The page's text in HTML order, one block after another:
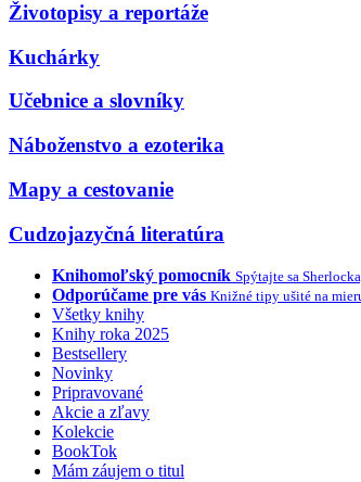
Životopisy a reportáže
Kuchárky
Učebnice a slovníky
Náboženstvo a ezoterika
Mapy a cestovanie
Cudzojazyčná literatúra
Knihomoľský pomocník Spýtajte sa
Odporúčame pre vás Knižné tipy ušité na
Všetky knihy
Knihy roka 2025
Bestsellery
Novinky
Pripravované
Akcie a zľavy
Kolekcie
BookTok
Mám záujem o titul